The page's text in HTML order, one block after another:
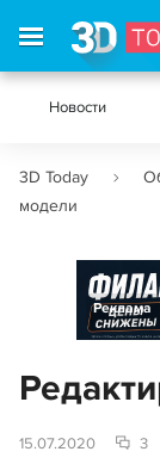
Новости
3D Today
модели
Реклама
15.07.2020 3